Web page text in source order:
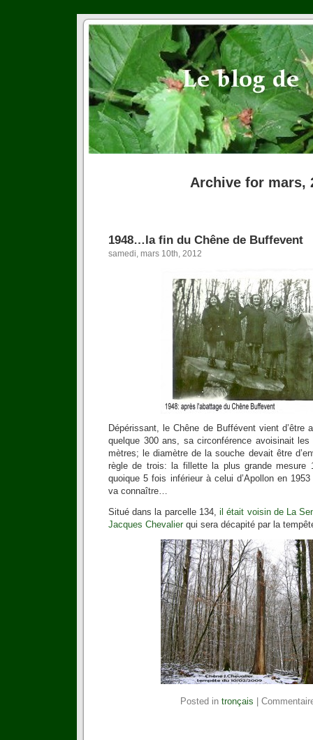
Archive for mars,
1948…la fin du Chêne de Buffevent
samedi, mars 10th, 2012
Dépérissant, le Chêne de Buffévent vient d’être
quelque 300 ans, sa circonférence avoisinait
mètres; le diamètre de la souche devait être
règle de trois: la fillette la plus grande mesure
quoique 5 fois inférieur à celui d’Apollon en
va connaître…
Situé dans la parcelle 134,il était voisin de La
Jacques Chevalier qui sera décapité par la
Posted in tronçais